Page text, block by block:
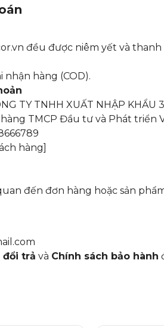
đều được niêm yết và
hàng (COD).
TY TNHH XUẤT NHẬP KHẨU
TMCP Đầu tư và Phát triển
hàng]
đến đơn hàng hoặc sản
đổi trả và Chính sách bảo hành